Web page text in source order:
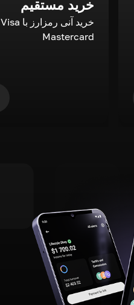
خرید مستقیم
Mastercard